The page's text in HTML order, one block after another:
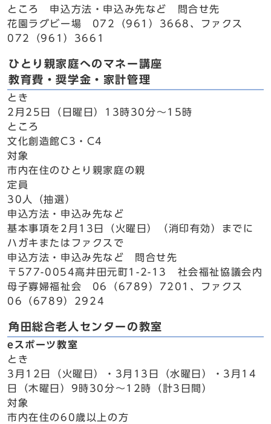
ところ 申込方法・申込み先など 問合せ先
花園ラグビー場 072（961）3668、ファクス
072（961）3661
ひとり親家庭へのマネー講座
教育費・奨学金・家計管理
とき
2月25日（日曜日）13時30分～15時
ところ
文化創造館C3・C4
対象
市内在住のひとり親家庭の親
定員
30人（抽選）
申込方法・申込み先など
基本事項を2月13日（火曜日）（消印有効）までに
ハガキまたはファクスで
申込方法・申込み先など 問合せ先
〒577-0054高井田元町1-2-13 社会福祉協議会内
母子寡婦福祉会 06（6789）7201、ファクス
06（6789）2924
角田総合老人センターの教室
eスポーツ教室
とき
3月12日（火曜日）・3月13日（水曜日）・3月14
日（木曜日）9時30分～12時（計3日間）
対象
市内在住の60歳以上の方